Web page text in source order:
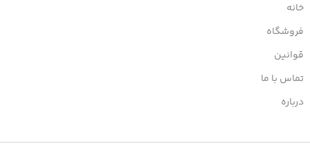
خانه
فروشگاه
قوانین
تماس با ما
درباره